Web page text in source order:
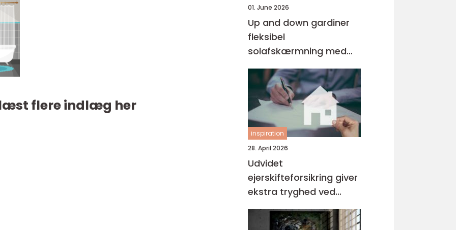
flere indlæg her
01. June 2026
Up and down gardiner
fleksibel
solafskærmning med
stil
inspiration
28. April 2026
Udvidet
ejerskifteforsikring giver
ekstra tryghed ved
boligkøb